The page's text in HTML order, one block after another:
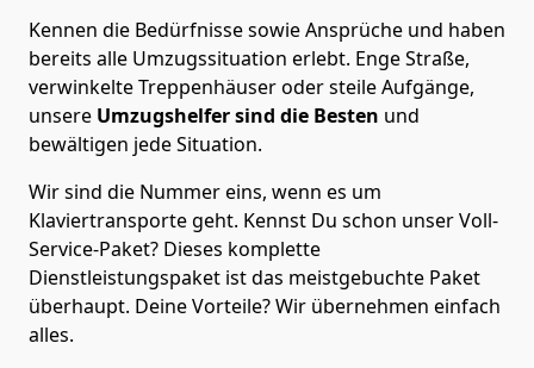
Kennen die Bedürfnisse sowie Ansprüche und haben
bereits alle Umzugssituation erlebt. Enge Straße,
verwinkelte Treppenhäuser oder steile Aufgänge,
unsere Umzugshelfer sind die Besten und
bewältigen jede Situation.
Wir sind die Nummer eins, wenn es um
Klaviertransporte geht. Kennst Du schon unser Voll-
Service-Paket? Dieses komplette
Dienstleistungspaket ist das meistgebuchte Paket
überhaupt. Deine Vorteile? Wir übernehmen einfach
alles.